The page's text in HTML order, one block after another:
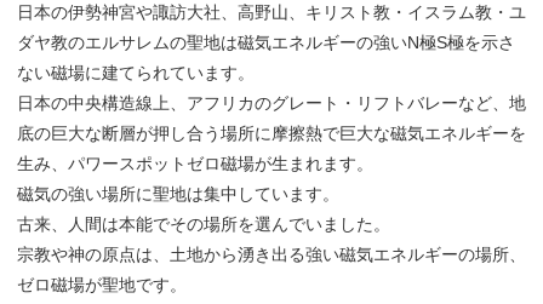
日本の伊勢神宮や諏訪大社、高野山、キリスト教・イスラム教・ユ
ダヤ教のエルサレムの聖地は磁気エネルギーの強いN極S極を示さ
ない磁場に建てられています。
日本の中央構造線上、アフリカのグレート・リフトバレーなど、地
底の巨大な断層が押し合う場所に摩擦熱で巨大な磁気エネルギーを
生み、パワースポットゼロ磁場が生まれます。
磁気の強い場所に聖地は集中しています。
古来、人間は本能でその場所を選んでいました。
宗教や神の原点は、土地から湧き出る強い磁気エネルギーの場所、
ゼロ磁場が聖地です。